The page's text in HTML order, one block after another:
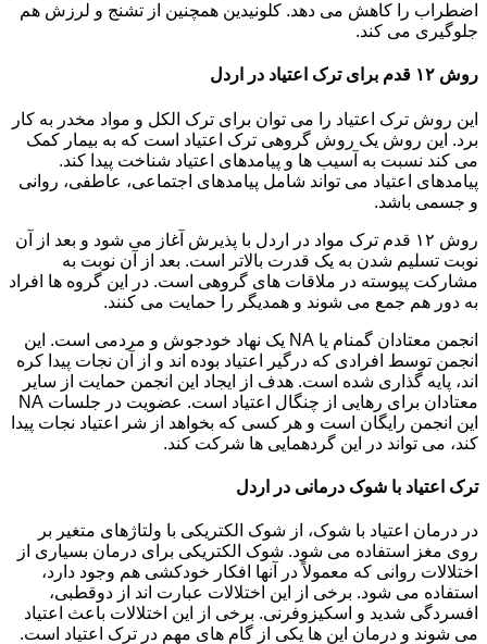
اضطراب را کاهش می دهد. کلونیدین همچنین از تشنج و لرزش هم
جلوگیری می کند.
روش ۱۲ قدم برای ترک اعتیاد در اردل
این روش ترک اعتیاد را می توان برای ترک الکل و مواد مخدر به کار
برد. این روش یک روش گروهی ترک اعتیاد است که به بیمار کمک
می کند نسبت به آسیب ها و پیامدهای اعتیاد شناخت پیدا کند.
پیامدهای اعتیاد می تواند شامل پیامدهای اجتماعی، عاطفی، روانی
و جسمی باشد.
روش ۱۲ قدم ترک مواد در اردل با پذیرش آغاز می شود و بعد از آن
نوبت تسلیم شدن به یک قدرت بالاتر است. بعد از آن نوبت به
مشارکت پیوسته در ملاقات های گروهی است. در این گروه ها افراد
به دور هم جمع می شوند و همدیگر را حمایت می کنند.
انجمن معتادان گمنام یا NA یک نهاد خودجوش و مردمی است. این
انجمن توسط افرادی که درگیر اعتیاد بوده اند و از آن نجات پیدا کره
اند، پایه گذاری شده است. هدف از ایجاد این انجمن حمایت از سایر
معتادان برای رهایی از چنگال اعتیاد است. عضویت در جلسات NA
این انجمن رایگان است و هر کسی که بخواهد از شر اعتیاد نجات پیدا
کند، می تواند در این گردهمایی ها شرکت کند.
ترک اعتیاد با شوک درمانی در اردل
در درمان اعتیاد با شوک، از شوک الکتریکی با ولتاژهای متغیر بر
روی مغز استفاده می شود. شوک الکتریکی برای درمان بسیاری از
اختلالات روانی که معمولاً در آنها افکار خودکشی هم وجود دارد،
استفاده می شود. برخی از این اختلالات عبارت اند از دوقطبی،
افسردگی شدید و اسکیزوفرنی. برخی از این اختلالات باعث اعتیاد
می شوند و درمان این ها یکی از گام های مهم در ترک اعتیاد است.